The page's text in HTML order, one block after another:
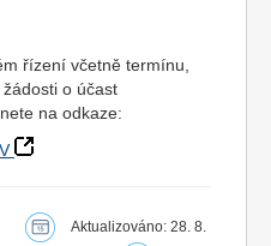
řízení včetně termínu,
o účast
na odkaze:
Aktualizováno: 28. 8.